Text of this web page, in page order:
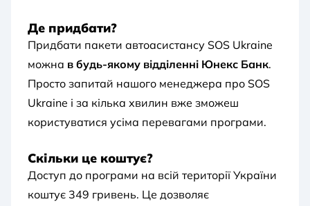
Де придбати?
Придбати пакети автоасистансу SOS Ukraine
можна в будь-якому відділенні Юнекс Банк.
Просто запитай нашого менеджера про SOS
Ukraine і за кілька хвилин вже зможеш
користуватися усіма перевагами програми.
Скільки це коштує?
Доступ до програми на всій території України
коштує 349 гривень. Це дозволяє